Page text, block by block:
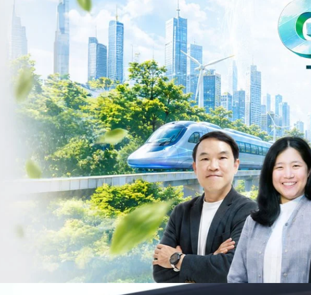
เนื่องในโอกาสครบรอบ 6 ปี สำนักข่าว TODAY จัดงาน SUSTAIN CITY: THE GREEN TRANSITION เวทีแลก
เปลี่ยนมุมมองเกี่ยวกับการเปลี่ยนผ่านสู่เศรษฐกิจและสังคมสีเขียว พร้อมนำเสนอแนวทางที่สามารถนำไป
ประยุกต์ใช้ได้จริง จากผู้แทนภาครัฐ ภาคธุรกิจ และผู้เชี่ยวชาญในหลากหลายสาขา ผ่านประเด็นสำคัญว่า
ประเทศไทยควรปรับตัวอย่างไร ? เพื่อเดินหน้าสู่ความยั่งยืนและบรรลุเป้าหมาย Net Zero อย่างเป็นรูปธรรม
ทั้งในมิติของภาครัฐ ภาคธุรกิจ การเงิน และพลังงาน Green Transitioning: Shifting Systemพลิกโครงสร้าง
เศรษฐกิจ ปรับห่วงโซ่คุณค่า และเชื่อมโยงนโยบายกับเทคโนโลยี เพื่อขับเคลื่อนประเทศไทยสู่เศรษฐกิจสีเขียว
โดย ศาสตราจารย์ ดร. ยศชนัน วงศ์สวัสดิ์รองนายกรัฐมนตรีและรัฐมนตรีว่าการกระทรวงการอุดมศึกษา
วิทยาศาสตร์ วิจัยและนวัตกรรม Green Transitioning: Decarbonize Unlockร่วมสำรวจแนวทางที่ภาคธุรกิจ
สามารถนำ Green Tech มาใช้เพื่อลดการปล่อยคาร์บอน และเดินหน้าสู่เป้าหมาย Net Zero พบกับ คุณปัณ
วรรธน์ นิลกิจศรานนท์ รองประธานกรรมการบริหาร ฝ่ายวิศวกรรมโครงสร้างบริษัท…
รัตนาภรณ์ ศรีนวลจันทร์ | 2 days ago
Read More
Game
Articles
Game News
Reviews
Life
Environment
Health
People
Trends
Wellness
SOCIAL MEDIA
Instagram
Facebook